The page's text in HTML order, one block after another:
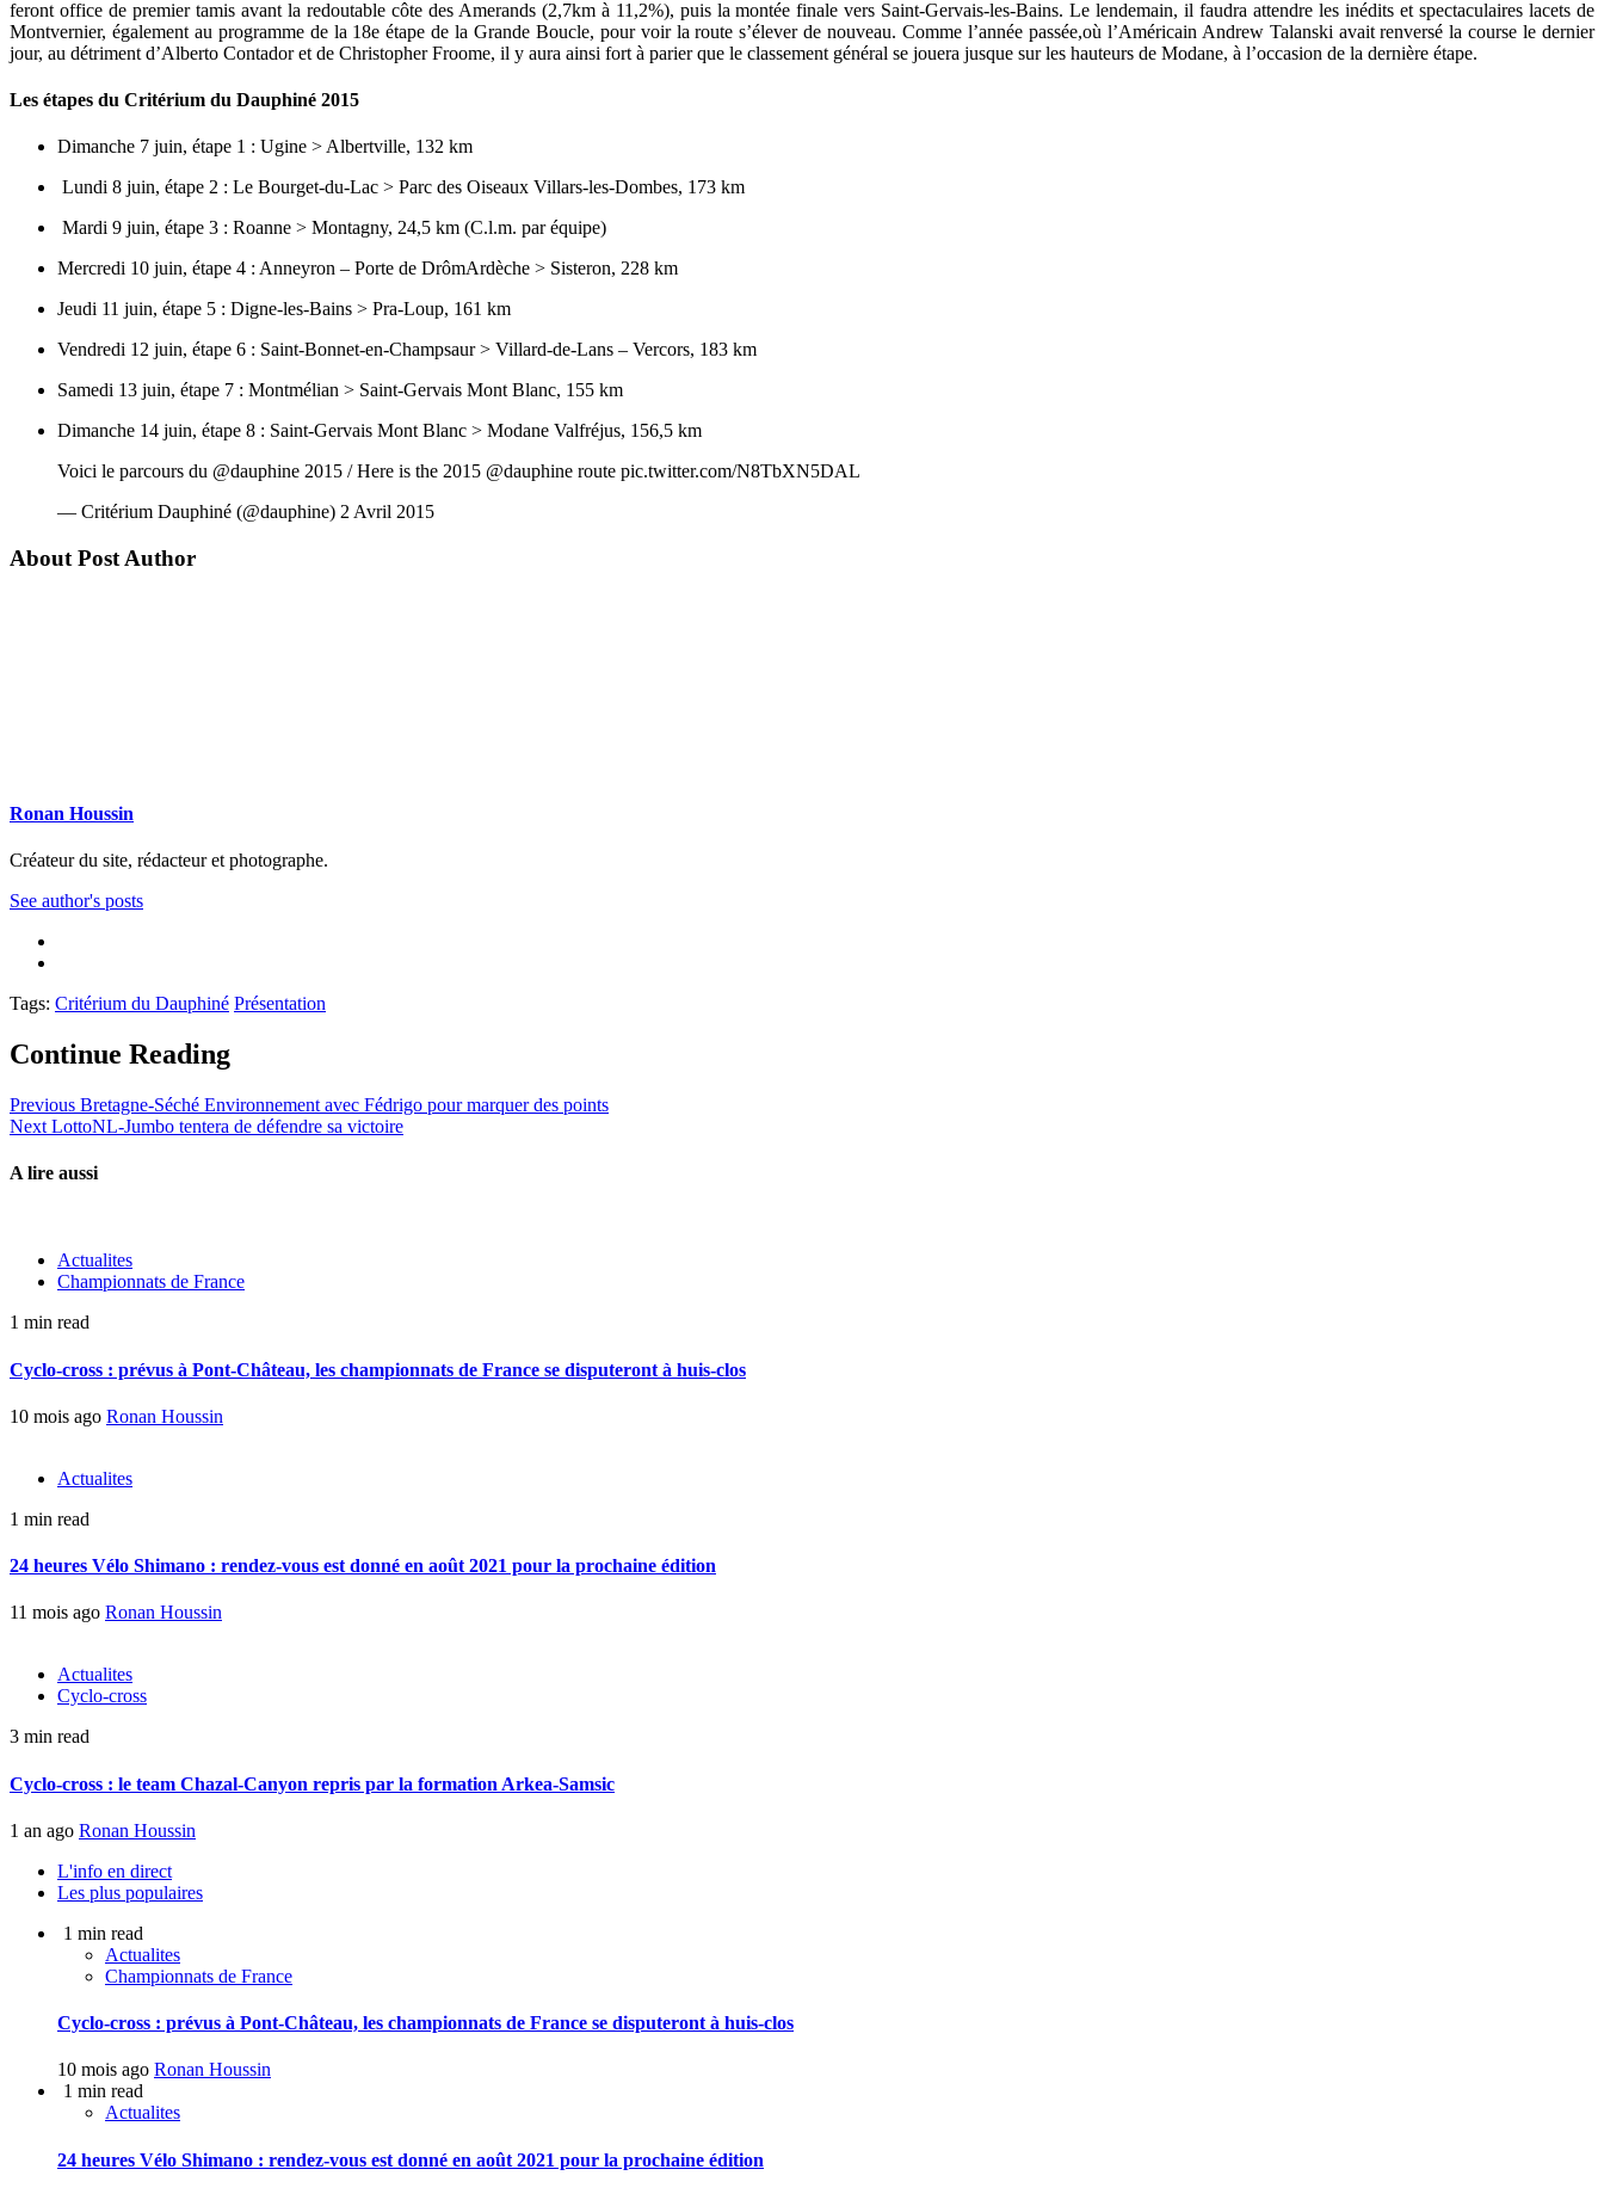
feront office de premier tamis avant la redoutable côte des Amerands(2,7km à 11,2%), puis la montée finale vers Saint-Gervais-les-Bains.Le lendemain, il faudra attendre les inédits et spectaculaires lacets de
Montvernier, également au programme de la 18e étape de la Grande Boucle, pour voir la route s’élever de nouveau. Comme l’année passée,où l’Américain Andrew Talanski avait renversé la course le dernier
jour, au détriment d’Alberto Contador et de ChristopherFroome, il y aura ainsi fort à parier que le classement général se jouera jusque sur les hauteurs de Modane, à l’occasion de la dernière étape.
Les étapes du Critérium du Dauphiné 2015
Dimanche 7 juin, étape 1 : Ugine > Albertville, 132 km
Lundi 8 juin, étape 2 : Le Bourget-du-Lac > Parc des Oiseaux Villars-les-Dombes, 173 km
Mardi 9 juin, étape 3 : Roanne > Montagny, 24,5 km (C.l.m. par équipe)
Mercredi 10 juin, étape 4 : Anneyron – Porte de DrômArdèche > Sisteron, 228 km
Jeudi 11 juin, étape 5 : Digne-les-Bains > Pra-Loup, 161 km
Vendredi 12 juin, étape 6 : Saint-Bonnet-en-Champsaur > Villard-de-Lans – Vercors, 183 km
Samedi 13 juin, étape 7 : Montmélian > Saint-Gervais Mont Blanc, 155 km
Dimanche 14 juin, étape 8 : Saint-Gervais Mont Blanc > Modane Valfréjus, 156,5 km
Voici le parcours du @dauphine 2015 / Here is the 2015 @dauphine route pic.twitter.com/N8TbXN5DAL
— Critérium Dauphiné (@dauphine) 2 Avril 2015
About Post Author
Ronan Houssin
Créateur du site, rédacteur et photographe.
See author's posts
Tags: Critérium du Dauphiné Présentation
Continue Reading
Previous Bretagne-Séché Environnement avec Fédrigo pour marquer des points
Next LottoNL-Jumbo tentera de défendre sa victoire
A lire aussi
Actualites
Championnats de France
1 min read
Cyclo-cross : prévus à Pont-Château, les championnats de France se disputeront à huis-clos
10 mois ago Ronan Houssin
Actualites
1 min read
24 heures Vélo Shimano : rendez-vous est donné en août 2021 pour la prochaine édition
11 mois ago Ronan Houssin
Actualites
Cyclo-cross
3 min read
Cyclo-cross : le team Chazal-Canyon repris par la formation Arkea-Samsic
1 an ago Ronan Houssin
L'info en direct
Les plus populaires
1 min read
Actualites
Championnats de France
Cyclo-cross : prévus à Pont-Château, les championnats de France se disputeront à huis-clos
10 mois ago Ronan Houssin
1 min read
Actualites
24 heures Vélo Shimano : rendez-vous est donné en août 2021 pour la prochaine édition